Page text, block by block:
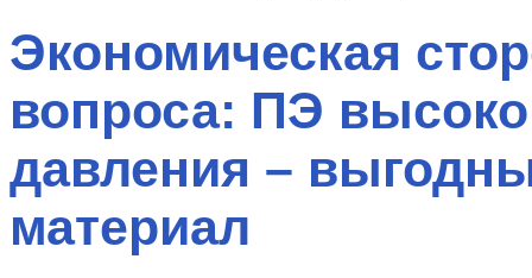
Экономическая
вопроса: ПЭ
давления –
материал